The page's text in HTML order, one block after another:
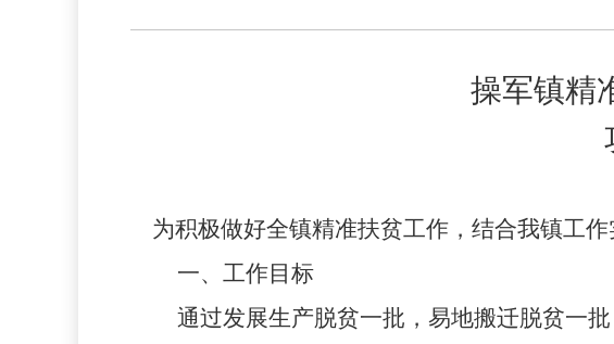
操军镇精
为积极做好全镇精准扶贫工作，结合我镇工作
一、工作目标
通过发展生产脱贫一批，易地搬迁脱贫一